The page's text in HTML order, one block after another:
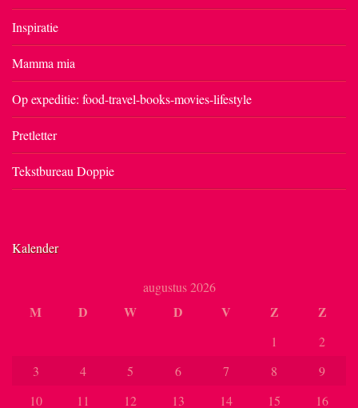
Inspiratie
Mamma mia
Op expeditie: food-travel-books-movies-lifestyle
Pretletter
Tekstbureau Doppie
Kalender
augustus 2026
M D W D V Z Z
1
2
3
4 5 6 7 8
9
10
11 12 13 14 15 16